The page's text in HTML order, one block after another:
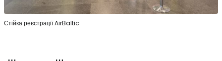
Стійка реєстрації AirBaltic